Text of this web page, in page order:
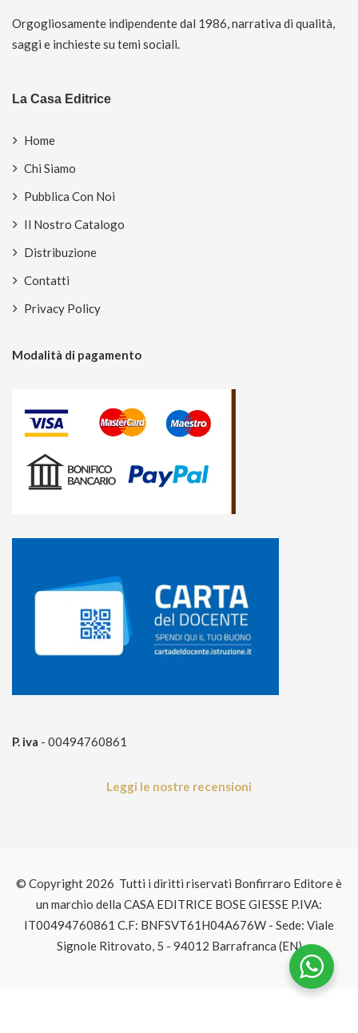
Orgogliosamente indipendente dal 1986, narrativa di qualità,
saggi e inchieste su temi sociali.
La Casa Editrice
Home
Chi Siamo
Pubblica Con Noi
Il Nostro Catalogo
Distribuzione
Contatti
Privacy Policy
Modalità di pagamento
P. iva - 00494760861
Leggi le nostre recensioni
© Copyright 2026 Tutti i diritti riservati Bonfirraro Editore è
un marchio della CASA EDITRICE BOSE GIESSE P.IVA:
IT00494760861 C.F: BNFSVT61H04A676W - Sede: Viale
Signole Ritrovato, 5 - 94012 Barrafranca (EN)